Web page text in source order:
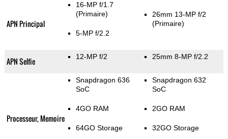
APN Principal
16-MP f/1.7
(Primaire)
5-MP f/2.2
26mm 13-MP f/2
(Primaire)
APN Selfie 12-MP f/2 25mm 8-MP f/2.2
Processeur, Memoire
Snapdragon 636
SoC
4GO RAM
64GO Storage
Snapdragon 632
SoC
2GO RAM
32GO Storage